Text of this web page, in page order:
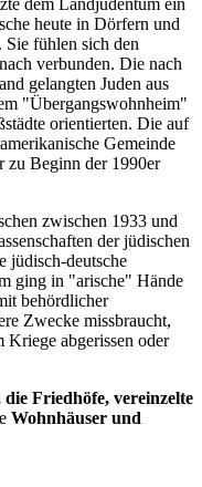
heute in Dörfern und
fühlen sich den
verbunden. Die nach
gelangten Juden aus
"Übergangswohnheim"
orientierten. Die auf
Gemeinde
zu Beginn der 1990er
zwischen 1933 und
der jüdischen
jüdisch-deutsche
ging in "arische" Hände
behördlicher
Zwecke missbraucht,
Kriege abgerissen oder
die Friedhöfe, vereinzelte
Wohnhäuser und